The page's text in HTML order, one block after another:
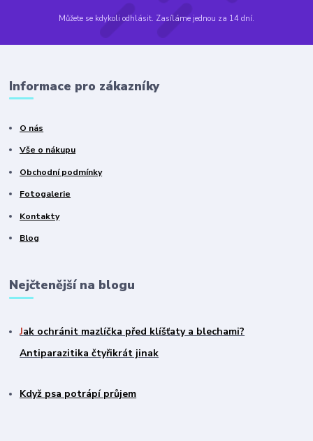
Můžete se kdykoli odhlásit. Zasíláme jednou za 14 dní.
Informace pro zákazníky
O nás
Vše o nákupu
Obchodní podmínky
Fotogalerie
Kontakty
Blog
Nejčtenější na blogu
Jak ochránit mazlíčka před klíšťaty a blechami?
Antiparazitika čtyřikrát jinak
Když psa potrápí průjem